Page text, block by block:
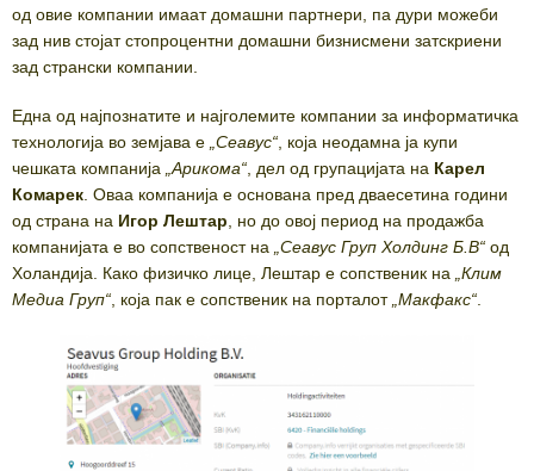
од овие компании имаат домашни партнери, па дури можеби
зад нив стојат стопроцентни домашни бизнисмени затскриени
зад странски компании.
Една од најпознатите и најголемите компании за информатичка
технологија во земјава е „Сеавус“, која неодамна ја купи
чешката компанија „Арикома“, дел од групацијата на Карел
Комарек. Оваа компанија е основана пред дваесетина години
од страна на Игор Лештар, но до овој период на продажба
компанијата е во сопственост на „Сеавус Груп Холдинг Б.В“ од
Холандија. Како физичко лице, Лештар е сопственик на „Клим
Медиа Груп“, која пак е сопственик на порталот„Макфакс“.